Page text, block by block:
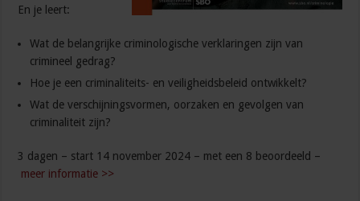
En je leert:
Wat de belangrijke criminologische verklaringen zijn van
crimineel gedrag?
Hoe je een criminaliteits- en veiligheidsbeleid ontwikkelt?
Wat de verschijningsvormen, oorzaken en gevolgen van
criminaliteit zijn?
3 dagen – start 14 november 2024 – met een 8 beoordeeld –
meer informatie >>